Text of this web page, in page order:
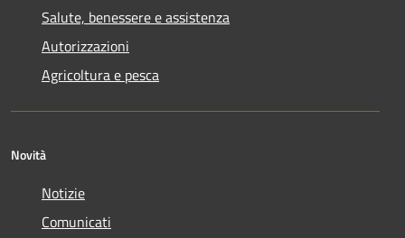
Salute, benessere e assistenza
Autorizzazioni
Agricoltura e pesca
Novità
Notizie
Comunicati